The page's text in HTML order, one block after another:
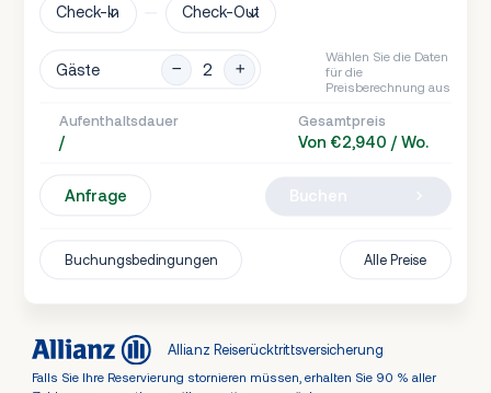
Check-In Check-Out
Gäste
Wählen Sie die Daten
für die
Preisberechnung aus
Aufenthaltsdauer
/
Gesamtpreis
Von €2,940 / Wo.
Anfrage
Buchungsbedingungen Alle Preise
Allianz Reiserücktrittsversicherung
Falls Sie Ihre Reservierung stornieren müssen, erhalten Sie 90 % aller